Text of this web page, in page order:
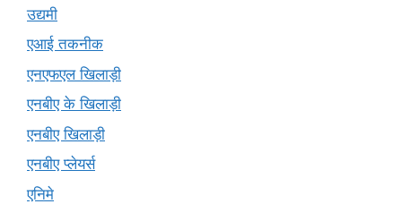
उद्यमी
एआई तकनीक
एनएफएल खिलाड़ी
एनबीए के खिलाड़ी
एनबीए खिलाड़ी
एनबीए प्लेयर्स
एनिमे